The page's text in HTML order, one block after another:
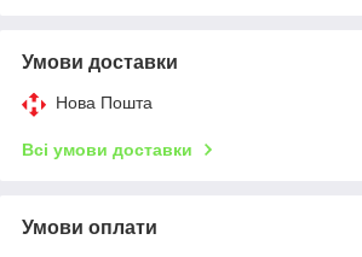
Умови доставки
Нова Пошта
Всі умови доставки
Умови оплати